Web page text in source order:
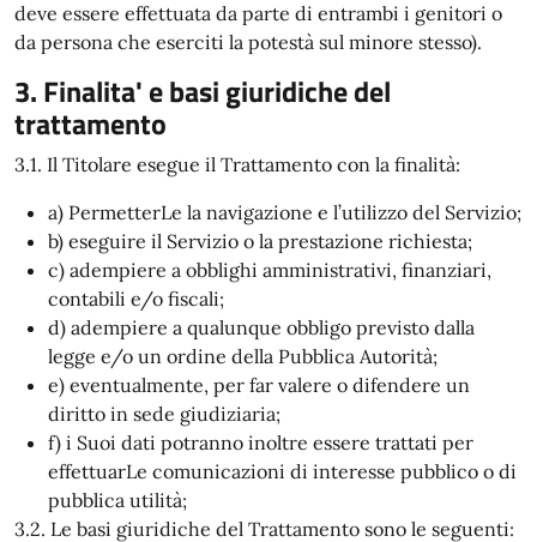
deve essere effettuata da parte di entrambi i genitori o
da persona che eserciti la potestà sul minore stesso).
3. Finalita' e basi giuridiche del
trattamento
3.1. Il Titolare esegue il Trattamento con la finalità:
a) PermetterLe la navigazione e l’utilizzo del Servizio;
b) eseguire il Servizio o la prestazione richiesta;
c) adempiere a obblighi amministrativi, finanziari,
contabili e/o fiscali;
d) adempiere a qualunque obbligo previsto dalla
legge e/o un ordine della Pubblica Autorità;
e) eventualmente, per far valere o difendere un
diritto in sede giudiziaria;
f) i Suoi dati potranno inoltre essere trattati per
effettuarLe comunicazioni di interesse pubblico o di
pubblica utilità;
3.2. Le basi giuridiche del Trattamento sono le seguenti: